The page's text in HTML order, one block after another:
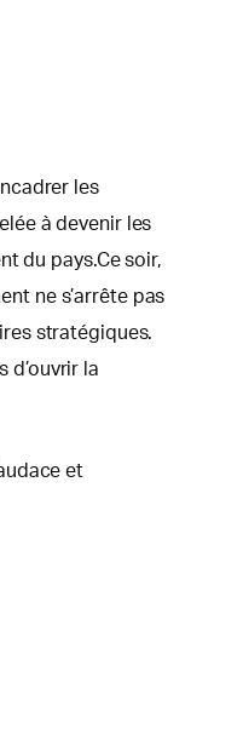
les
à devenir les
du pays.Ce soir,
ne s’arrête pas
stratégiques.
d’ouvrir la
et